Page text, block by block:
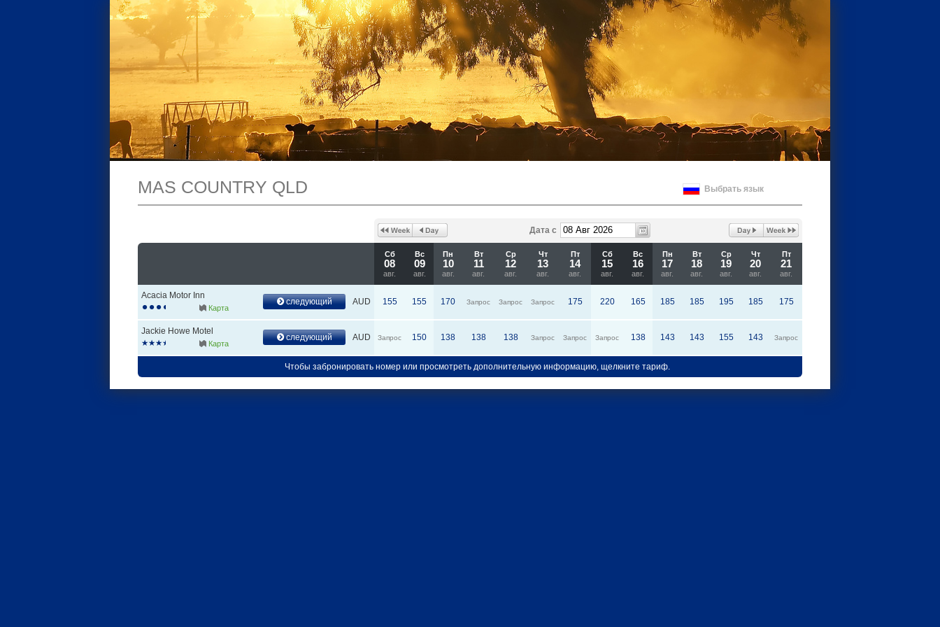
Выбрать язык
MAS COUNTRY QLD
Дата с
Сб
08
авг.
Вс
09
авг.
Пн
10
авг.
Вт
11
авг.
Ср
12
авг.
Чт
13
авг.
Пт
14
авг.
Сб
15
авг.
Вс
16
авг.
Пн
17
авг.
Вт
18
авг.
Ср
19
авг.
Чт
20
авг.
Пт
21
авг.
Acacia Motor Inn
Карта
следующий AUD 155 155 170 Запрос Запрос Запрос 175 220 165 185 185 195 185 175
Jackie Howe Motel
Карта
следующий AUD Запрос 150 138 138 138 Запрос Запрос Запрос 138 143 143 155 143 Запрос
Чтобы забронировать номер или просмотреть дополнительную информацию, щелкните тариф.